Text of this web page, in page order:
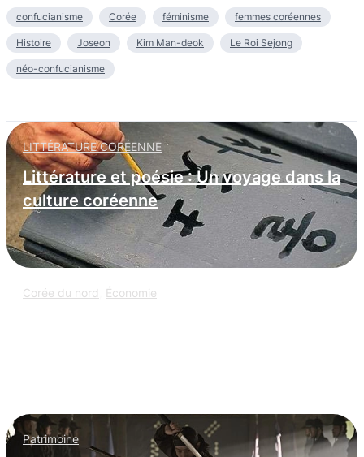
confucianisme Corée féminisme femmes coréennes
Histoire Joseon Kim Man-deok Le Roi Sejong
néo-confucianisme
LITTÉRATURE CORÉENNE
Littérature et poésie : Un voyage dans la
culture coréenne
Corée du nord Économie
Patrimoine